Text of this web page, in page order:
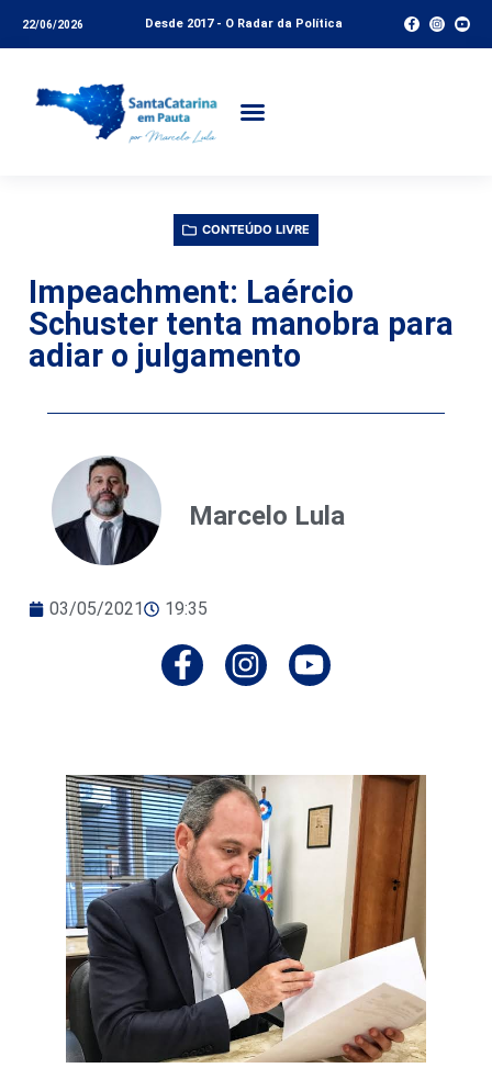
22/06/2026 Desde 2017 - O Radar da Política
CONTEÚDO LIVRE
Impeachment: Laércio
Schuster tenta manobra para
adiar o julgamento
Marcelo Lula
03/05/2021 19:35